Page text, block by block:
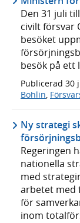
Den 31 juli
civilt försvar
besöket
besök på ett
Publicerad 30
Bohlin,
Ny strategi
Regeringen
nationella
med
arbetet med
för
inom